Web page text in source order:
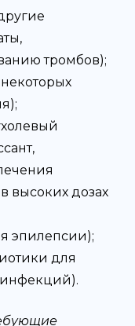
тромбов);
высоких дозах
эпилепсии);
для